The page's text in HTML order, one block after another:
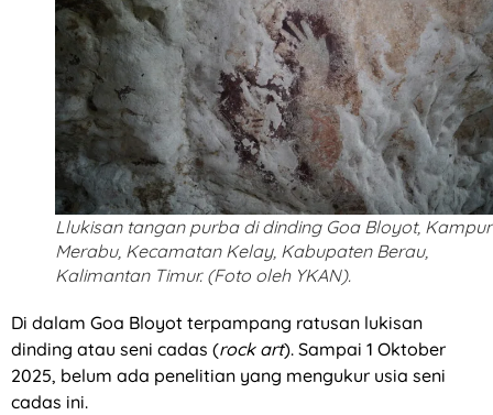
Llukisan tangan purba di dinding Goa Bloyot,
Merabu, Kecamatan Kelay, Kabupaten Berau,
Kalimantan Timur. (Foto oleh YKAN).
Di dalam Goa Bloyot terpampang ratusan lukisan
dinding atau seni cadas (rock art). Sampai 1 Oktober
2025, belum ada penelitian yang mengukur usia seni
cadas ini.